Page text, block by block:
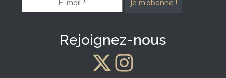
mail
*
Rejoignez-nous